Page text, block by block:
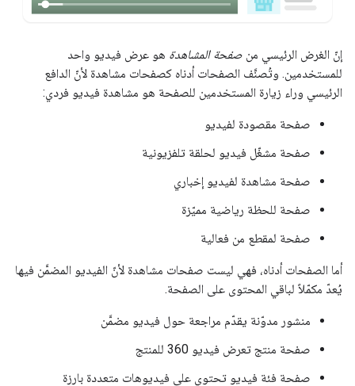
إنّ الغرض الرئيسي من صفحة المشاهدة هو عرض فيديو واحد
للمستخدمين. وتُصنَّف الصفحات أدناه كصفحات مشاهدة لأنّ الدافع
الرئيسي وراء زيارة المستخدمين للصفحة هو مشاهدة فيديو فردي:
صفحة مقصودة لفيديو
صفحة مشغّل فيديو لحلقة تلفزيونية
صفحة مشاهدة لفيديو إخباري
صفحة للحظة رياضية مميّزة
صفحة لمقطع من فعالية
أما الصفحات أدناه، فهي ليست صفحات مشاهدة لأنّ الفيديو المضمَّن فيها
يُعدّ مكمّلاً لباقي المحتوى على الصفحة.
منشور مدوّنة يقدّم مراجعة حول فيديو مضمَّن
صفحة منتج تعرض فيديو 360 للمنتج
صفحة فئة فيديو تحتوي على فيديوهات متعددة بارزة